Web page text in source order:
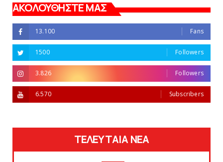
ΑΚΟΛΟΥΘΗΣΤΕ ΜΑΣ
13.100 Fans
1500 Followers
3.826 Followers
6.570 Subscribers
ΤΕΛΕΥΤΑΙΑ ΝΕΑ